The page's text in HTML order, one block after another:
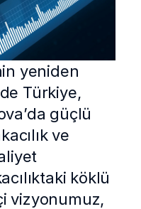
yeniden
Türkiye,
güçlü
ve
köklü
vizyonumuz,